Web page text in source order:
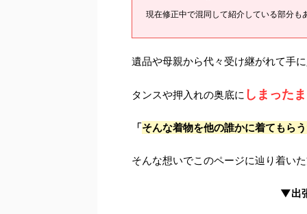
現在修正中で混同して紹介している部分も
遺品や母親から代々受け継がれて手
タンスや押入れの奥底に しまった
「そんな着物を他の誰かに着てもら
そんな想いでこのページに辿り着い
▼出